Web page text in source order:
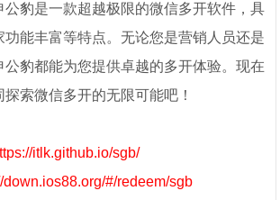
公豹是一款超越极限的微信多开软件，具
功能丰富等特点。无论您是营销人员还是
公豹都能为您提供卓越的多开体验。现在
索微信多开的无限可能吧！
itlk.github.io/sgb/
down.ios88.org/#/redeem/sgb